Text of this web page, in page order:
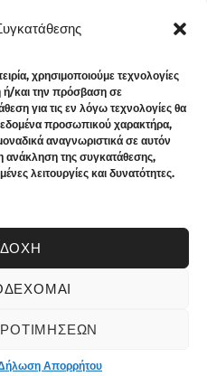
χρησιμοποιούμε τεχνολογίες
και την πρόσβαση σε
για τις εν λόγω τεχνολογίες θα
προσωπικού χαρακτήρα,
αναγνωριστικά σε αυτόν
ανάκληση της συγκατάθεσης,
λειτουργίες και δυνατότητες.
Απορρήτου